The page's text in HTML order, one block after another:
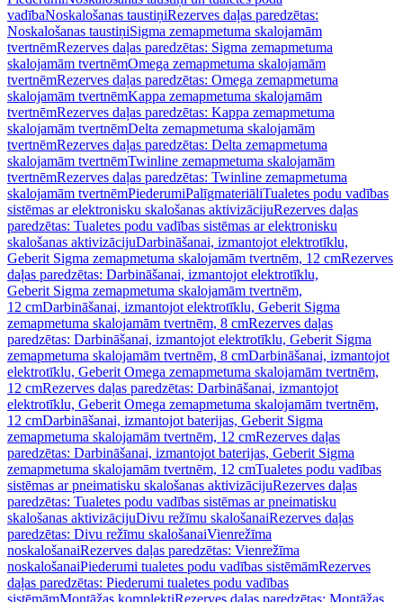
vadībaNoskalošanas taustiņiRezerves daļas paredzētas:
Noskalošanas taustiņiSigma zemapmetuma skalojamām
tvertnēmRezerves daļas paredzētas: Sigma zemapmetuma
skalojamām tvertnēmOmega zemapmetuma skalojamām
tvertnēmRezerves daļas paredzētas: Omega zemapmetuma
skalojamām tvertnēmKappa zemapmetuma skalojamām
tvertnēmRezerves daļas paredzētas: Kappa zemapmetuma
skalojamām tvertnēmDelta zemapmetuma skalojamām
tvertnēmRezerves daļas paredzētas: Delta zemapmetuma
skalojamām tvertnēmTwinline zemapmetuma skalojamām
tvertnēmRezerves daļas paredzētas: Twinline zemapmetuma
skalojamām tvertnēmPiederumiPalīgmateriāliTualetes podu vadības
sistēmas ar elektronisku skalošanas aktivizācijuRezerves daļas
paredzētas: Tualetes podu vadības sistēmas ar elektronisku
skalošanas aktivizācijuDarbināšanai, izmantojot elektrotīklu,
Geberit Sigma zemapmetuma skalojamām tvertnēm, 12 cmRezerves
daļas paredzētas: Darbināšanai, izmantojot elektrotīklu,
Geberit Sigma zemapmetuma skalojamām tvertnēm,
12 cmDarbināšanai, izmantojot elektrotīklu, Geberit Sigma
zemapmetuma skalojamām tvertnēm, 8 cmRezerves daļas
paredzētas: Darbināšanai, izmantojot elektrotīklu, Geberit Sigma
zemapmetuma skalojamām tvertnēm, 8 cmDarbināšanai, izmantojot
elektrotīklu, Geberit Omega zemapmetuma skalojamām tvertnēm,
12 cmRezerves daļas paredzētas: Darbināšanai, izmantojot
elektrotīklu, Geberit Omega zemapmetuma skalojamām tvertnēm,
12 cmDarbināšanai, izmantojot baterijas, Geberit Sigma
zemapmetuma skalojamām tvertnēm, 12 cmRezerves daļas
paredzētas: Darbināšanai, izmantojot baterijas, Geberit Sigma
zemapmetuma skalojamām tvertnēm, 12 cmTualetes podu vadības
sistēmas ar pneimatisku skalošanas aktivizācijuRezerves daļas
paredzētas: Tualetes podu vadības sistēmas ar pneimatisku
skalošanas aktivizācijuDivu režīmu skalošanaiRezerves daļas
paredzētas: Divu režīmu skalošanaiVienrežīma
noskalošanaiRezerves daļas paredzētas: Vienrežīma
noskalošanaiPiederumi tualetes podu vadības sistēmāmRezerves
daļas paredzētas: Piederumi tualetes podu vadības
sistēmāmMontāžas komplektiRezerves daļas paredzētas: Montāžas